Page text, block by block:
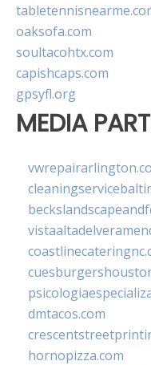
oaksofa.com
soultacohtx.com
capishcaps.com
gpsyfl.org
MEDIA
dmtacos.com
hornopizza.com